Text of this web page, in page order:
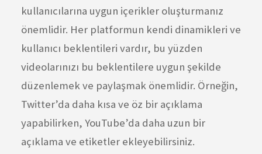
kullanıcılarına uygun içerikler oluşturmanız
önemlidir. Her platformun kendi dinamikleri ve
kullanıcı beklentileri vardır, bu yüzden
videolarınızı bu beklentilere uygun şekilde
düzenlemek ve paylaşmak önemlidir. Örneğin,
Twitter’da daha kısa ve öz bir açıklama
yapabilirken, YouTube’da daha uzun bir
açıklama ve etiketler ekleyebilirsiniz.